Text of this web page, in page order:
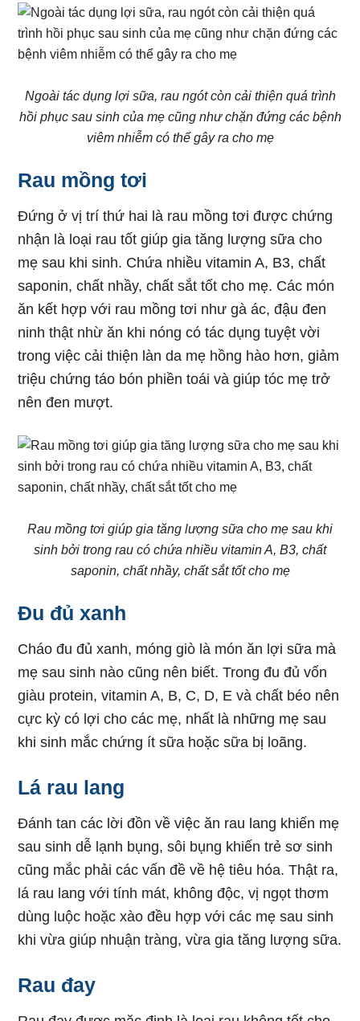
Ngoài tác dụng lợi sữa, rau ngót còn cải thiện quá trình
hồi phục sau sinh của mẹ cũng như chặn đứng các bệnh
viêm nhiễm có thể gây ra cho mẹ
Rau mồng tơi
Đứng ở vị trí thứ hai là rau mồng tơi được chứng
nhận là loại rau tốt giúp gia tăng lượng sữa cho
mẹ sau khi sinh. Chứa nhiều vitamin A, B3, chất
saponin, chất nhầy, chất sắt tốt cho mẹ. Các món
ăn kết hợp với rau mồng tơi như gà ác, đậu đen
ninh thật nhừ ăn khi nóng có tác dụng tuyệt vời
trong việc cải thiện làn da mẹ hồng hào hơn, giảm
triệu chứng táo bón phiền toái và giúp tóc mẹ trở
nên đen mượt.
Rau mồng tơi giúp gia tăng lượng sữa cho mẹ sau khi
sinh bởi trong rau có chứa nhiều vitamin A, B3, chất
saponin, chất nhầy, chất sắt tốt cho mẹ
Đu đủ xanh
Cháo đu đủ xanh, móng giò là món ăn lợi sữa mà
mẹ sau sinh nào cũng nên biết. Trong đu đủ vốn
giàu protein, vitamin A, B, C, D, E và chất béo nên
cực kỳ có lợi cho các mẹ, nhất là những mẹ sau
khi sinh mắc chứng ít sữa hoặc sữa bị loãng.
Lá rau lang
Đánh tan các lời đồn về việc ăn rau lang khiến mẹ
sau sinh dễ lạnh bụng, sôi bụng khiến trẻ sơ sinh
cũng mắc phải các vấn đề về hệ tiêu hóa. Thật ra,
lá rau lang với tính mát, không độc, vị ngọt thơm
dùng luộc hoặc xào đều hợp với các mẹ sau sinh
khi vừa giúp nhuận tràng, vừa gia tăng lượng sữa.
Rau đay